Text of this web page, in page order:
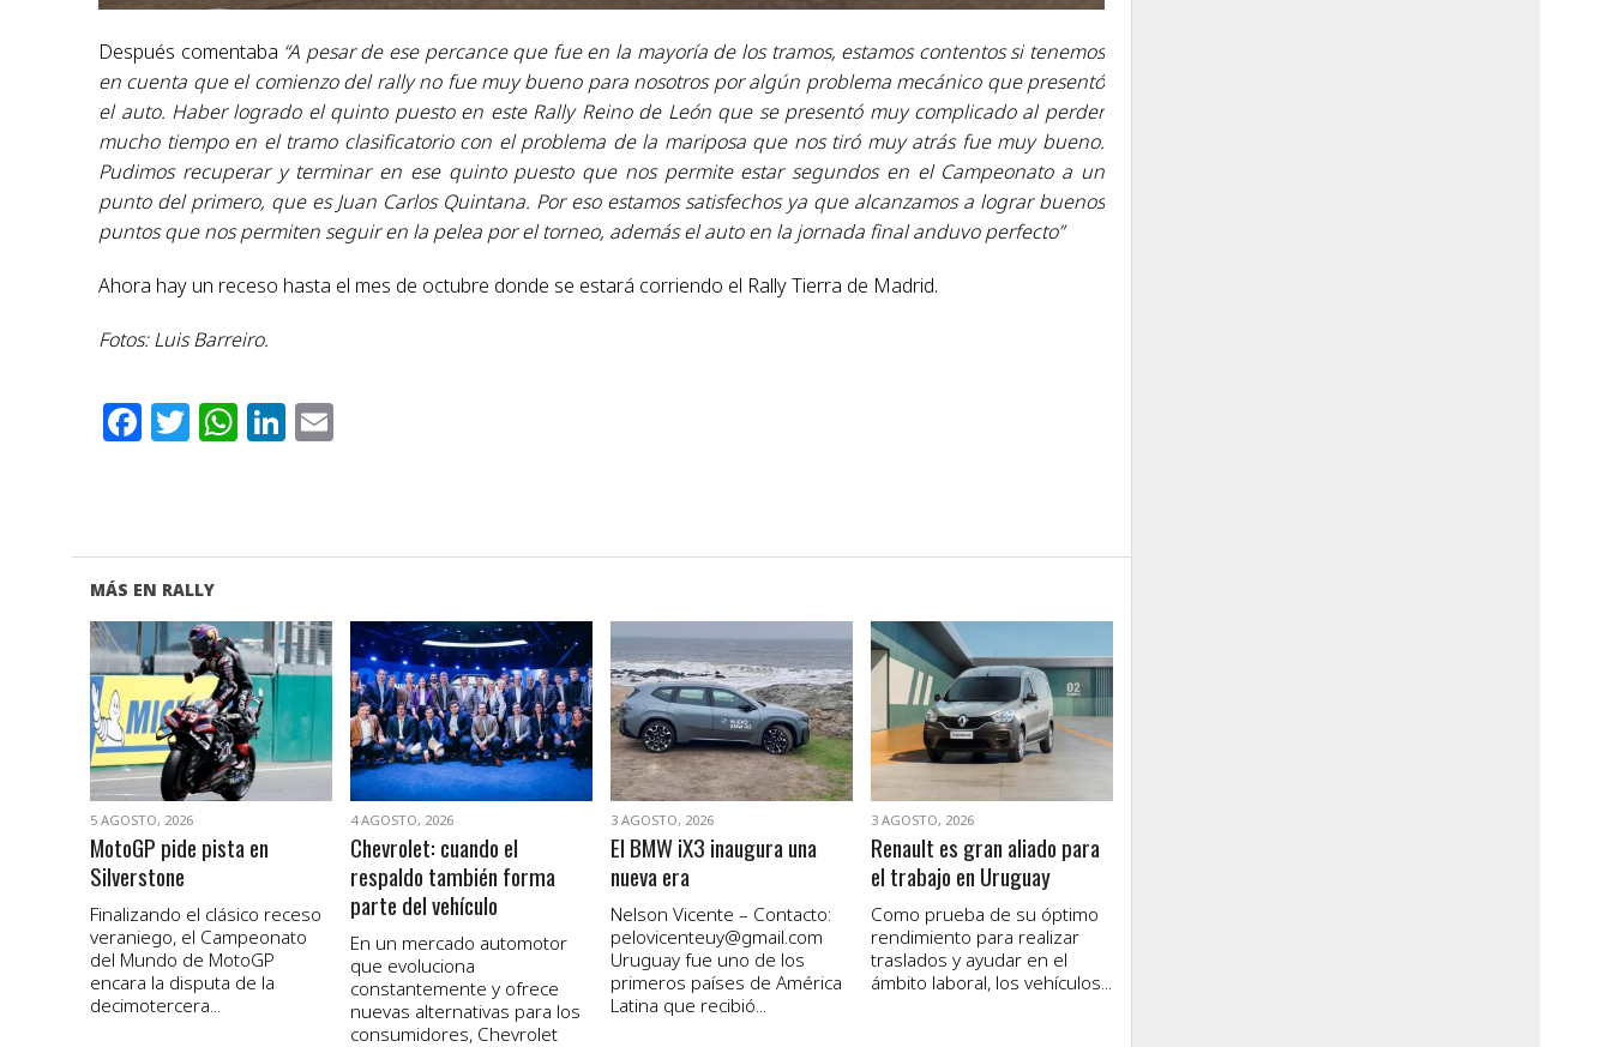
Después comentaba “A pesar de ese percance que fue en la mayoría de los tramos, estamos contentos si tenemos
en cuenta que el comienzo del rally no fue muy bueno para nosotros por algún problema mecánico que presentó
el auto. Haber logrado el quinto puesto en este Rally Reino de León que se presentó muy complicado al perder
mucho tiempo en el tramo clasificatorio con el problema de la mariposa que nos tiró muy atrás fue muy bueno.
Pudimos recuperar y terminar en ese quinto puesto que nos permite estar segundos en el Campeonato a un
punto del primero, que es Juan Carlos Quintana. Por eso estamos satisfechos ya que alcanzamos a lograr buenos
puntos que nos permiten seguir en la pelea por el torneo, además el auto en la jornada final anduvo perfecto”
Ahora hay un receso hasta el mes de octubre donde se estará corriendo el Rally Tierra de Madrid.
Fotos: Luis Barreiro.
Facebook
Twitter
WhatsApp
LinkedIn
MÁS EN RALLY
VER NOTA
5 AGOSTO, 2026
MotoGP pide pista en
Silverstone
Finalizando el clásico receso
veraniego, el Campeonato
del Mundo de MotoGP
encara la disputa de la
decimotercera...
VER NOTA
4 AGOSTO, 2026
Chevrolet: cuando el
respaldo también forma
parte del vehículo
En un mercado automotor
que evoluciona
constantemente y ofrece
nuevas alternativas para los
consumidores, Chevrolet
VER NOTA
3 AGOSTO, 2026
El BMW iX3 inaugura una
nueva era
Nelson Vicente – Contacto:
pelovicenteuy@gmail.com
Uruguay fue uno de los
primeros países de América
Latina que recibió...
VER NOTA
3 AGOSTO, 2026
Renault es gran aliado para
el trabajo en Uruguay
Como prueba de su óptimo
rendimiento para realizar
traslados y ayudar en el
ámbito laboral, los vehículos...